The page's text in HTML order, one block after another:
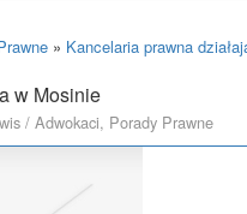
» Kancelaria prawna
w Mosinie
/ Adwokaci, Porady Prawne